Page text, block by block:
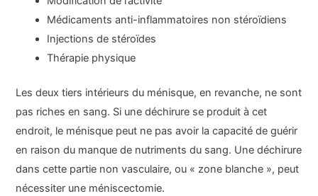
Médicaments anti-inflammatoires non stéroïdiens
Injections de stéroïdes
Thérapie physique
Les deux tiers intérieurs du ménisque, en revanche, ne sont
pas riches en sang. Si une déchirure se produit à cet
endroit, le ménisque peut ne pas avoir la capacité de guérir
en raison du manque de nutriments du sang. Une déchirure
dans cette partie non vasculaire, ou « zone blanche », peut
nécessiter une méniscectomie.